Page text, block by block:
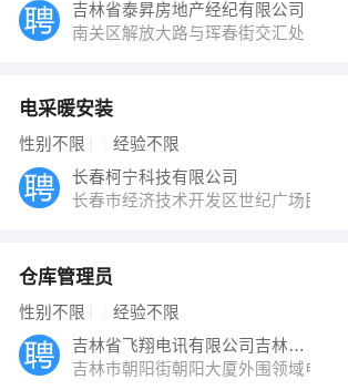
吉林省泰昇房地产经纪有限公司
南关区解放大路与珲春街交汇处
电采暖安装
性别不限 经验不限
长春柯宁科技有限公司
长春市经济技术开发区世纪广场民族
仓库管理员
性别不限 经验不限
吉林省飞翔电讯有限公司吉林分公司
吉林市朝阳街朝阳大厦外围领域电讯